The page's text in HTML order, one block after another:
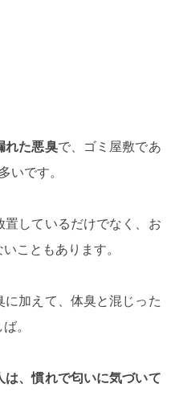
れた悪臭で、ゴミ屋敷であ
いです。
置しているだけでなく、お
こともあります。
加えて、体臭と混じった
。
は、慣れで匂いに気づいて